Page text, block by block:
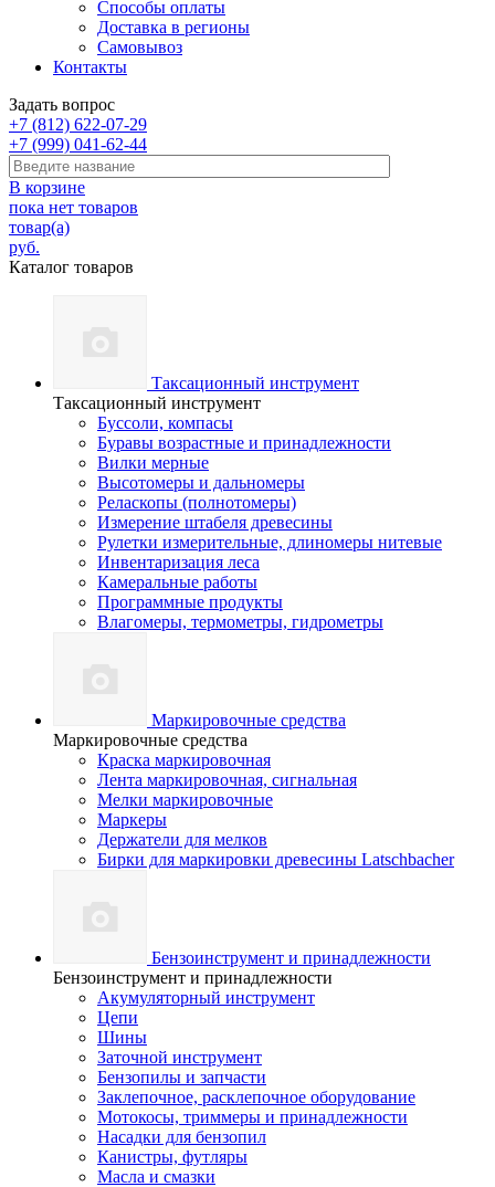
Способы оплаты
Доставка в регионы
Самовывоз
Контакты
Задать вопрос
+7 (812) 622-07-29
+7 (999) 041-62-44
В корзине
пока нет товаров
товар(а)
руб.
Каталог товаров
Таксационный инструмент
Таксационный инструмент
Буссоли, компасы
Буравы возрастные и принадлежности
Вилки мерные
Высотомеры и дальномеры
Реласкопы (полнотомеры)
Измерение штабеля древесины
Рулетки измерительные, длиномеры нитевые
Инвентаризация леса
Камеральные работы
Программные продукты
Влагомеры, термометры, гидрометры
Маркировочные средства
Маркировочные средства
Краска маркировочная
Лента маркировочная, сигнальная
Мелки маркировочные
Маркеры
Держатели для мелков
Бирки для маркировки древесины Latschbacher
Бензоинструмент и принадлежности
Бензоинструмент и принадлежности
Акумуляторный инструмент
Цепи
Шины
Заточной инструмент
Бензопилы и запчасти
Заклепочное, расклепочное оборудование
Мотокосы, триммеры и принадлежности
Насадки для бензопил
Канистры, футляры
Масла и смазки